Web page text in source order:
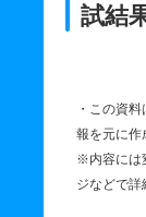
試結
・この資料
報を元に作
※内容には
ジなどで詳